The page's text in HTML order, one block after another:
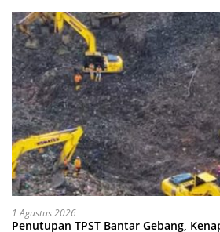
1 Agustus 2026
Penutupan TPST Bantar Gebang,